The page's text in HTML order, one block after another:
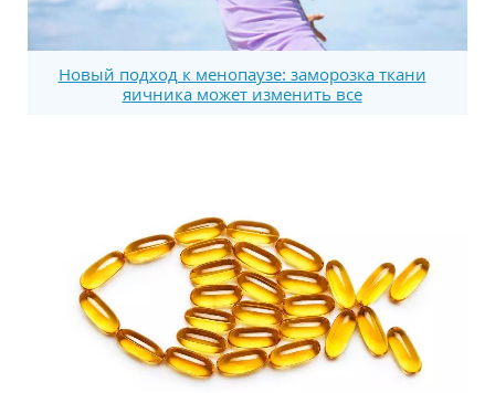
Новый подход к менопаузе: заморозка ткани
яичника может изменить все